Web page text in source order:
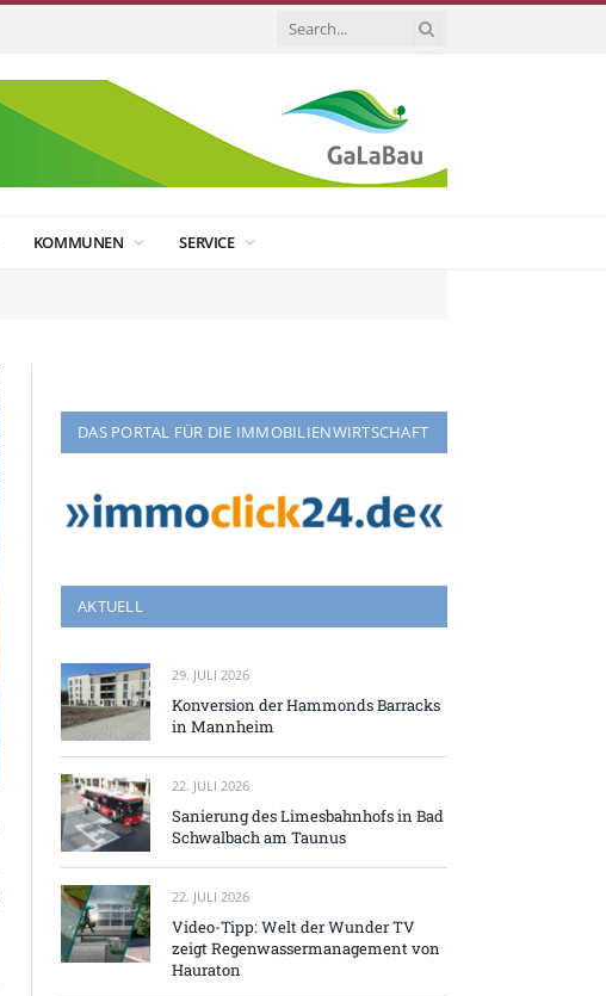
KOMMUNEN SERVICE
DAS PORTAL FÜR DIE IMMOBILIENWIRTSCHAFT
AKTUELL
29. JULI 2026
Konversion der Hammonds Barracks
in Mannheim
22. JULI 2026
Sanierung des Limesbahnhofs in Bad
Schwalbach am Taunus
22. JULI 2026
Video-Tipp: Welt der Wunder TV
zeigt Regenwassermanagement von
Hauraton